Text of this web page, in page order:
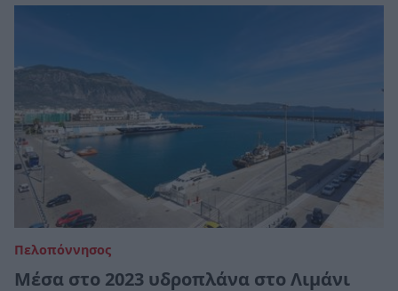
Πελοπόννησος
Μέσα στο 2023 υδροπλάνα στο Λιμάνι